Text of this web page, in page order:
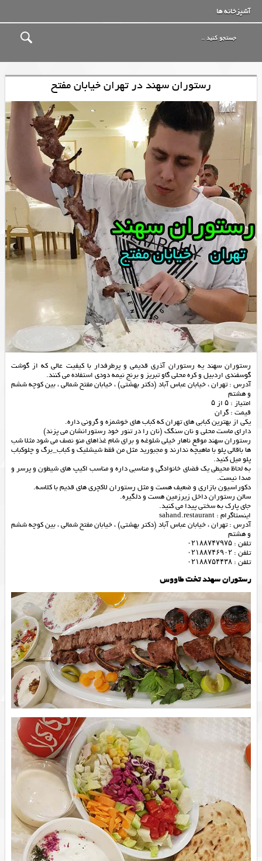
آشپزخانه ها
رستوران سهند در تهران خیابان مفتح
رستوران سهند یه رستوران آذری قدیمی و پرطرفدار با کیفیت عالی که از گوشت
گوسفندی اردبیل و کره محلی گاو تبریز و برنج نیمه دودی استفاده می کنند.
آدرس : تهران ، خیابان عباس آباد (دکتر بهشتی) ، خیابان مفتح شمالی ، بین کوچه ششم
و هشتم
امتیاز : ۵ از ۵
قیمت : گران
یکی از بهترین کبابی های تهران که کباب های خوشمزه و گرونی داره.
دارای ماست محلی و نان سنگک (نان را در تنور خود رستورانشان می پزند)
رستوران سهند موقع ناهار خیلی شلوغه و برای شام غذاهای منو نصف می شود مثلا شب
ها باقالی پلو با ماهیچه ندارند و مجبورید مثل من فقط شیشلیک و کباب_برگ و چلوکباب
پلو میل کنید.
به لحاظ محیطی یک فضای خانوادگی و مناسبی داره و مناسب اکیپ های شیطون و پرسر و
صدا نیست.
دکوراسیون بازاری و ضعیف هست و مثل رستوران لاکچری های قدیم با کلاسه.
سالن رستوران داخل زیرزمین هست و دلگیره.
جای پارک به سختی پیدا می کنید.
اینستاگرام : sahand.restaurant
آدرس : تهران ، خیابان عباس آباد (دکتر بهشتی) ، خیابان مفتح شمالی ، بین کوچه ششم
و هشتم
تلفن : ۰۲۱۸۸۷۴۷۹۷۵
تلفن : ۰۲۱۸۸۷۴۶۹۰۲
تلفن : ۰۲۱۸۸۷۵۴۴۳۸
رستوران سهند تخت طاووس